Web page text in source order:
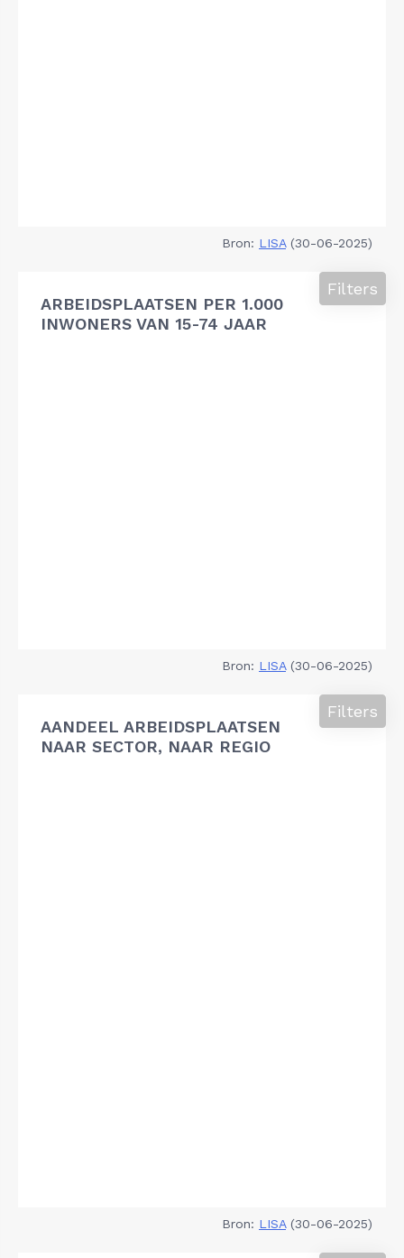
Bron: LISA(30-06-2025)
ARBEIDSPLAATSEN PER 1.000
INWONERS VAN 15-74 JAAR
Filters
Bron: LISA(30-06-2025)
AANDEEL ARBEIDSPLAATSEN
NAAR SECTOR, NAAR REGIO
Filters
Bron: LISA(30-06-2025)